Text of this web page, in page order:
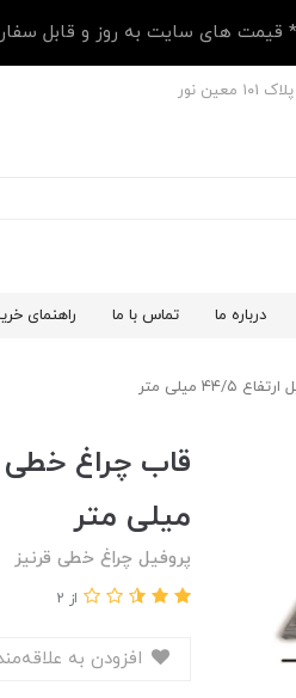
قیمت های سایت به روز و قابل
نور
درباره ما تماس با ما راهنمای
میلی متر
پروفیل چراغ خطی قرنیز
از 2